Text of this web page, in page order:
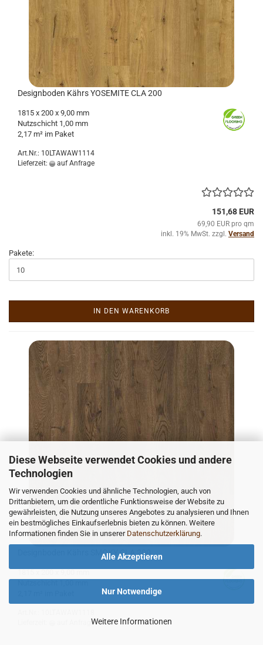
Diese Webseite verwendet Cookies und andere
Technologien
Wir verwenden Cookies und ähnliche Technologien, auch von
Drittanbietern, um die ordentliche Funktionsweise der Website zu
gewährleisten, die Nutzung unseres Angebotes zu analysieren und Ihnen
ein bestmögliches Einkaufserlebnis bieten zu können. Weitere
Informationen finden Sie in unserer Datenschutzerklärung.
Alle Akzeptieren
Nur Notwendige
Weitere Informationen
De­sign­bo­den Kährs YO­SE­MI­TE CLA 200
1815 x 200 x 9,00 mm
Nutz­schicht 1,00 mm
2,17 m² im Paket
Art.Nr.: 10LTAWAW1114
Lieferzeit:
auf Anfrage
151,68 EUR
69,90 EUR pro qm
inkl. 19% MwSt. zzgl. Versand
Pakete:
IN DEN WARENKORB
De­sign­bo­den Kährs SMOKY CLA 200
auf Anfrage